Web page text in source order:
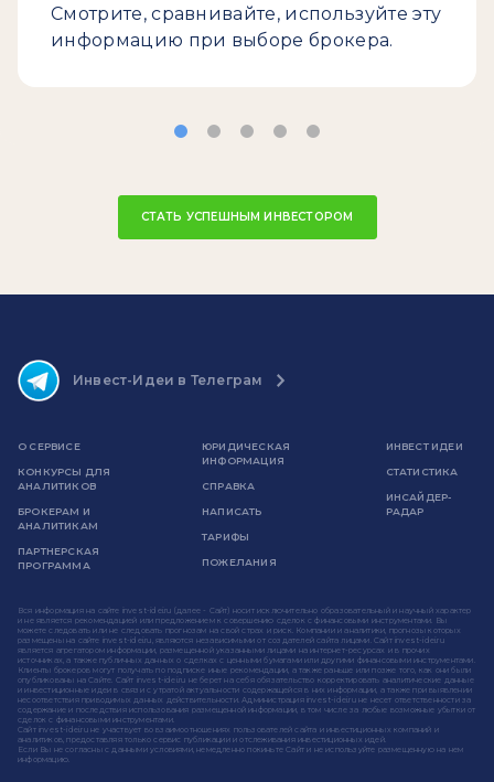
Смотрите, сравнивайте, используйте эту
информацию при выборе брокера.
СТАТЬ УСПЕШНЫМ ИНВЕСТОРОМ
Инвест-Идеи в Телеграм
О СЕРВИСЕ
КОНКУРСЫ ДЛЯ
АНАЛИТИКОВ
БРОКЕРАМ И
АНАЛИТИКАМ
ПАРТНЕРСКАЯ
ПРОГРАММА
ЮРИДИЧЕСКАЯ
ИНФОРМАЦИЯ
СПРАВКА
НАПИСАТЬ
ТАРИФЫ
ПОЖЕЛАНИЯ
ИНВЕСТ ИДЕИ
СТАТИСТИКА
ИНСАЙДЕР-
РАДАР
Вся информация на сайте invest-idei.ru (далее - Сайт) носит исключительно образовательный и научный характер
и не является рекомендацией или предложением к совершению сделок с финансовыми инструментами. Вы
можете следовать или не следовать прогнозам на свой страх и риск. Компании и аналитики, прогнозы которых
размещены на сайте invest-idei.ru, являются независимыми от создателей сайта лицами. Сайт invest-idei.ru
является агрегатором информации, размещенной указанными лицами на интернет-ресурсах и в прочих
источниках, а также публичных данных о сделках с ценными бумагами или другими финансовыми инструментами.
Клиенты брокеров могут получать по подписке иные рекомендации, а также раньше или позже того, как они были
опубликованы на Сайте. Сайт invest-idei.ru не берет на себя обязательство корректировать аналитические данные
и инвестиционные идеи в связи с утратой актуальности содержащейся в них информации, а также при выявлении
несоответствия приводимых данных действительности. Администрация invest-idei.ru не несет ответственности за
содержание и последствия использования размещенной информации, в том числе за любые возможные убытки от
сделок с финансовыми инструментами.
Сайт invest-idei.ru не участвует во взаимоотношениях пользователей сайта и инвестиционных компаний и
аналитиков, предоставляя только сервис публикации и отслеживания инвестиционных идей.
Если Вы не согласны с данными условиями, немедленно покиньте Сайт и не используйте размещенную на нем
информацию.